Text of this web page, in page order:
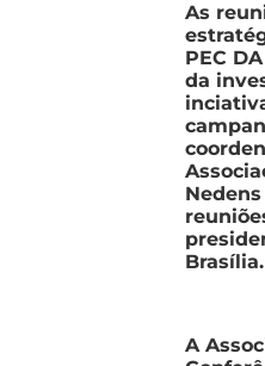
As
PEC
da
Brasília.
A